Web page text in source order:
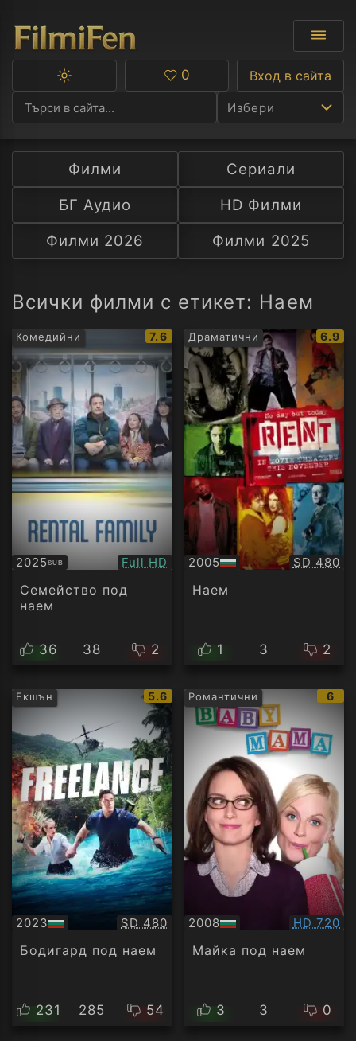
Избери
Ф
С
А
Превключване
тъмна
тема
Любими
0 Вход в сайта
Филми
Сериали
БГ Аудио
HD Филми
Филми 2026
Филми 2025
Всички филми с етикет: Наем
Комедийни
IMDb
рейтинг:
7.6
2025SUB
Субтитри Качество:
Full HD
Семейство под
наем
36 38 2
Драматични
IMDb
6.9
2005
БГ
аудио
SD 480
Наем
1 3 2
Екшън
IMDb
рейтинг:
5.6
2023
БГ
аудио
Качество:
SD 480
Бодигард под наем
231 285 54
Романтични 6
2008
БГ
аудио
HD 720
Майка под наем
3 3 0